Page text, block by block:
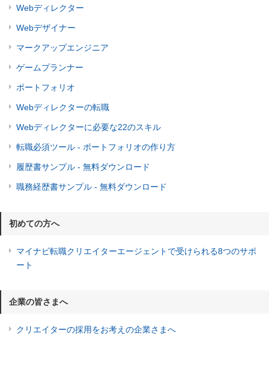
Webディレクター
Webデザイナー
マークアップエンジニア
ゲームプランナー
ポートフォリオ
Webディレクターの転職
Webディレクターに必要な22のスキル
転職必須ツール - ポートフォリオの作り方
履歴書サンプル - 無料ダウンロード
職務経歴書サンプル - 無料ダウンロード
初めての方へ
マイナビ転職クリエイターエージェントで受けられる8つのサポ
ート
企業の皆さまへ
クリエイターの採用をお考えの企業さまへ